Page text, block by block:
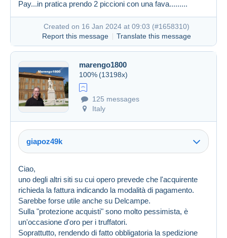
Created on 16 Jan 2024 at 07:58
Pay...in pratica prendo 2 piccioni con una fava.........
Created on 16 Jan 2024 at 09:03 (#1658310)
Report this message
Translate this message
marengo1800
100% (13198x)
125 messages
Italy
giapoz49k
Ciao,
uno degli altri siti su cui opero prevede che l'acquirente
richieda la fattura indicando la modalità di pagamento.
Sarebbe forse utile anche su Delcampe.
Sulla "protezione acquisti" sono molto pessimista, è
un'occasione d'oro per i truffatori.
Soprattutto, rendendo di fatto obbligatoria la spedizione